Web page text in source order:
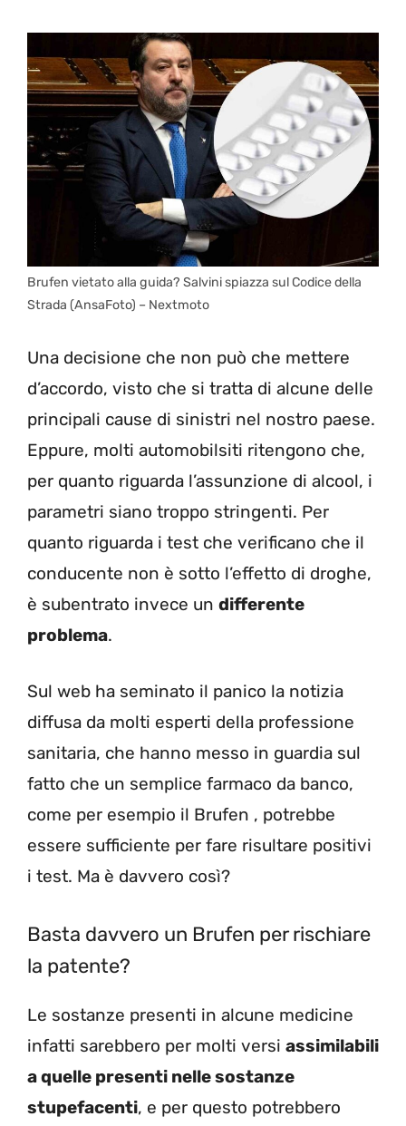
Brufen vietato alla guida? Salvini spiazza sul Codice della
Strada (AnsaFoto) – Nextmoto
Una decisione che non può che mettere
d’accordo, visto che si tratta di alcune delle
principali cause di sinistri nel nostro paese.
Eppure, molti automobilsiti ritengono che,
per quanto riguarda l’assunzione di alcool, i
parametri siano troppo stringenti. Per
quanto riguarda i test che verificano che il
conducente non è sotto l’effetto di droghe,
è subentrato invece un differente
problema.
Sul web ha seminato il panico la notizia
diffusa da molti esperti della professione
sanitaria, che hanno messo in guardia sul
fatto che un semplice farmaco da banco,
come per esempio il Brufen , potrebbe
essere sufficiente per fare risultare positivi
i test. Ma è davvero così?
Basta davvero un Brufen per rischiare
la patente?
Le sostanze presenti in alcune medicine
infatti sarebbero per molti versi assimilabili
a quelle presenti nelle sostanze
stupefacenti, e per questo potrebbero